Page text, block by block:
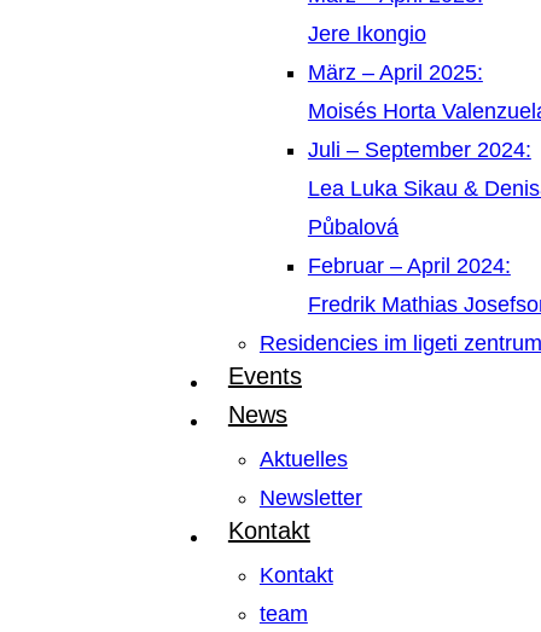
Jere Ikongio
März – April 2025:
Moisés Horta
Juli – September 2024:
Lea Luka Sikau &
Půbalová
Februar – April 2024:
Fredrik Mathias
Residencies im ligeti zentrum
Events
News
Aktuelles
Newsletter
Kontakt
Kontakt
team